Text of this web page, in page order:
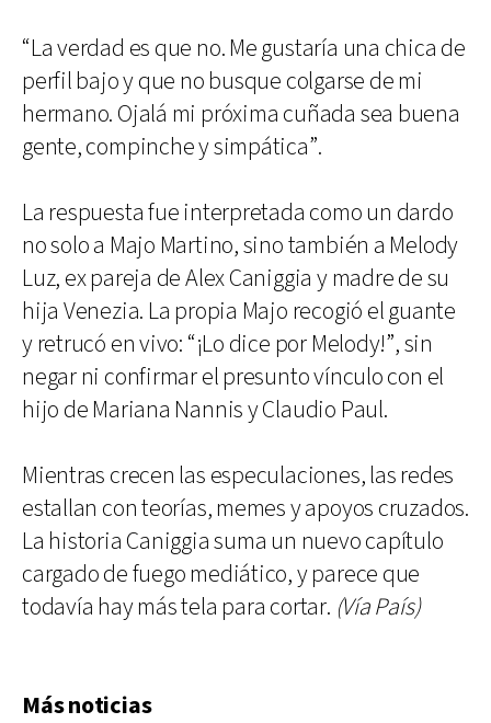
“La verdad es que no. Me gustaría una chica de
perfil bajo y que no busque colgarse de mi
hermano. Ojalá mi próxima cuñada sea buena
gente, compinche y simpática”.
La respuesta fue interpretada como un dardo
no solo a Majo Martino, sino también a Melody
Luz, ex pareja de Alex Caniggia y madre de su
hija Venezia. La propia Majo recogió el guante
y retrucó en vivo: “¡Lo dice por Melody!”, sin
negar ni confirmar el presunto vínculo con el
hijo de Mariana Nannis y Claudio Paul.
Mientras crecen las especulaciones, las redes
estallan con teorías, memes y apoyos cruzados.
La historia Caniggia suma un nuevo capítulo
cargado de fuego mediático, y parece que
todavía hay más tela para cortar. (Vía País)
Más noticias